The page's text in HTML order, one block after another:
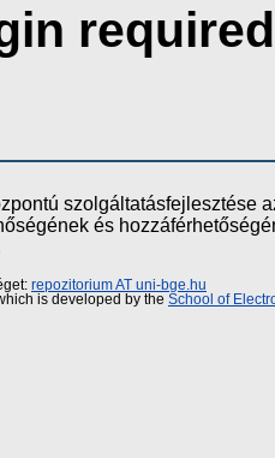
szolgáltatásfejlesztése
és
repozitorium AT uni-bge.hu
is developed by the School of